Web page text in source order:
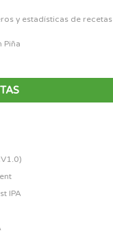
y estadísticas de recetas
Piña
IPA